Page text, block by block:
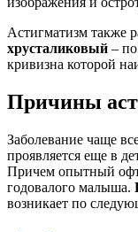
Астигматизм также
хрусталиковый –
кривизна которой
Причины
Заболевание чаще
проявляется еще в
Причем опытный
годовалого малыша.
возникает по